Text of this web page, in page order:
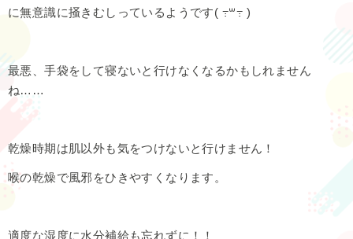
に無意識に掻きむしっているようです( ߹꒳​߹ )
最悪、手袋をして寝ないと行けなくなるかもしれません
ね……
乾燥時期は肌以外も気をつけないと行けません！
喉の乾燥で風邪をひきやすくなります。
適度な湿度に水分補給も忘れずに！！